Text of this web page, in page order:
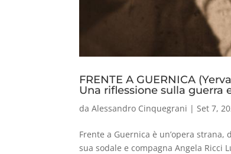
FRENTE A GUERNICA
Una riflessione sulla guerra
daAlessandro Cinquegrani | Set 7,
Frente a Guernica è un’opera
sua sodale e compagna Angela Ricci